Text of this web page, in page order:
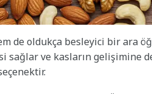
de oldukça besleyici bir ara
sağlar ve kasların gelişimine